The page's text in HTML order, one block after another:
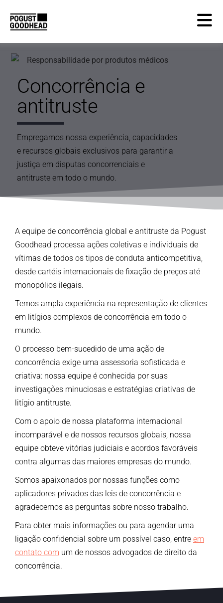
Concorrência e
antitruste
Empregamos nossa experiência, capacidades
e recursos globais exclusivos para garantir a
justiça em disputas concorrenciais e
antitruste em todo o mundo.
A equipe de concorrência global e antitruste da Pogust
Goodhead processa ações coletivas e individuais de
vítimas de todos os tipos de conduta anticompetitiva,
desde cartéis internacionais de fixação de preços até
monopólios ilegais.
Temos ampla experiência na representação de clientes
em litígios complexos de concorrência em todo o
mundo.
O processo bem-sucedido de uma ação de
concorrência exige uma assessoria sofisticada e
criativa: nossa equipe é conhecida por suas
investigações minuciosas e estratégias criativas de
litígio antitruste.
Com o apoio de nossa plataforma internacional
incomparável e de nossos recursos globais, nossa
equipe obteve vitórias judiciais e acordos favoráveis
contra algumas das maiores empresas do mundo.
Somos apaixonados por nossas funções como
aplicadores privados das leis de concorrência e
agradecemos as perguntas sobre nosso trabalho.
Para obter mais informações ou para agendar uma
ligação confidencial sobre um possível caso, entre em
contato com um de nossos advogados de direito da
concorrência.